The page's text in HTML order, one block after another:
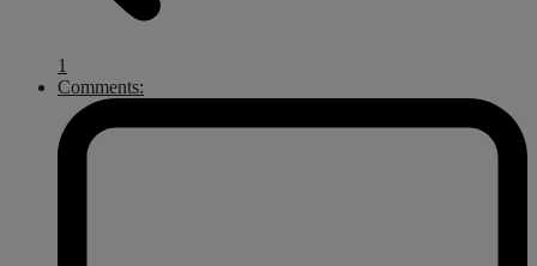
1
Comments: